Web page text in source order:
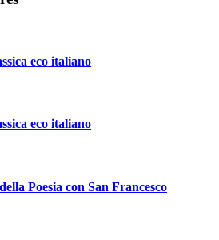
eco italiano
eco italiano
Poesia con San Francesco